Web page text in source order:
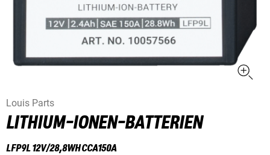
Louis Parts
LITHIUM-IONEN-BATTERIEN
LFP9L 12V/28,8WH CCA150A